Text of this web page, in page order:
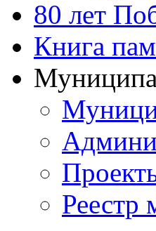
80 лет
Книга
Реестр